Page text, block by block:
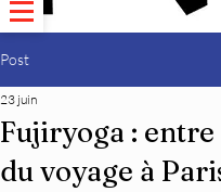
Post
Fujiryoga :
du voyage à
23 juin